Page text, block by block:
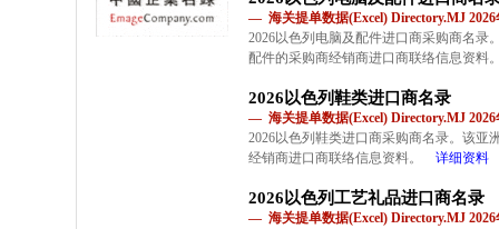
— 海关提单数据(Excel) Directory.MJ 2026
2026以色列电脑及配件进口商采购商名录
配件的采购商经销商进口商联络信息资料
2026以色列鞋类进口商名录
— 海关提单数据(Excel) Directory.MJ 2026
2026以色列鞋类进口商采购商名录。该亚
经销商进口商联络信息资料。
详细资料
2026以色列工艺礼品进口商名录
— 海关提单数据(Excel) Directory.MJ 2026